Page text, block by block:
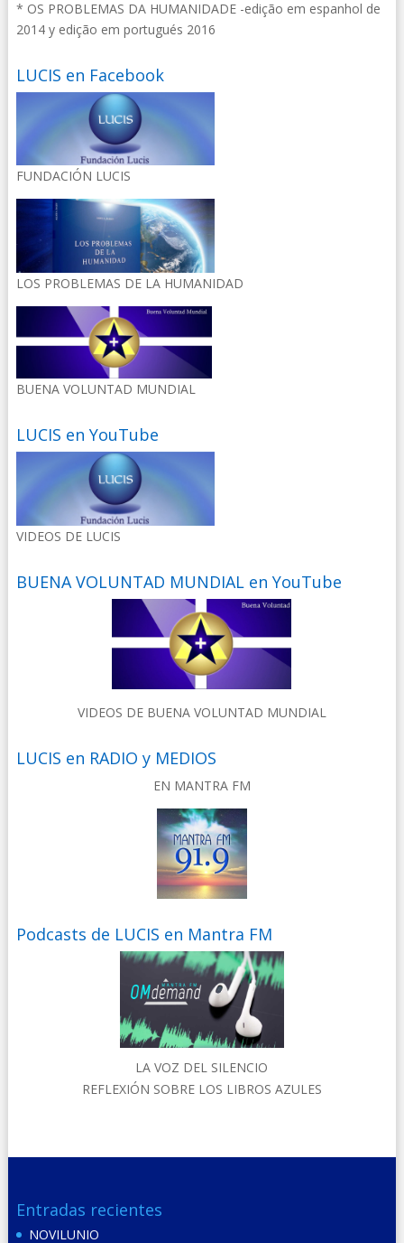
* OS PROBLEMAS DA HUMANIDADE -edição em espanhol de
2014 y edição em portugués 2016
LUCIS en Facebook
FUNDACIÓN LUCIS
LOS PROBLEMAS DE LA HUMANIDAD
BUENA VOLUNTAD MUNDIAL
LUCIS en YouTube
VIDEOS DE LUCIS
BUENA VOLUNTAD MUNDIAL en YouTube
VIDEOS DE BUENA VOLUNTAD MUNDIAL
LUCIS en RADIO y MEDIOS
EN MANTRA FM
Podcasts de LUCIS en Mantra FM
LA VOZ DEL SILENCIO
REFLEXIÓN SOBRE LOS LIBROS AZULES
Entradas recientes
NOVILUNIO